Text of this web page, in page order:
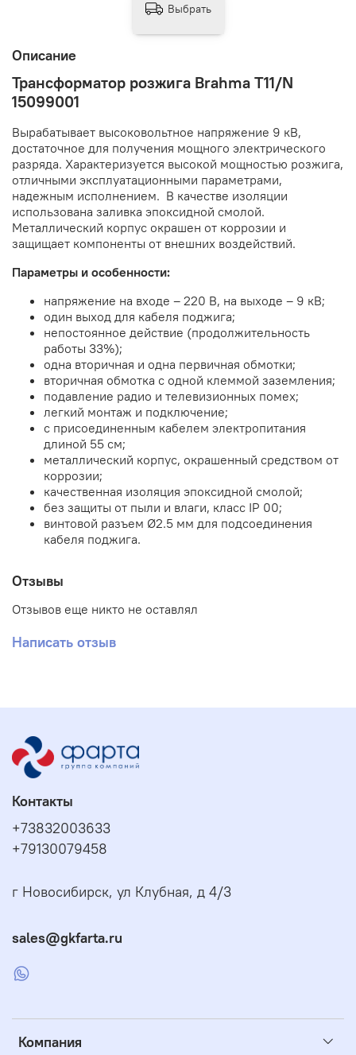
Описание
Трансформатор розжига Brahma T11/N
15099001
Вырабатывает высоковольтное напряжение 9 кВ,
достаточное для получения мощного электрического
разряда. Характеризуется высокой мощностью розжига,
отличными эксплуатационными параметрами,
надежным исполнением. В качестве изоляции
использована заливка эпоксидной смолой.
Металлический корпус окрашен от коррозии и
защищает компоненты от внешних воздействий.
Параметры и особенности:
напряжение на входе – 220 В, на выходе – 9 кВ;
один выход для кабеля поджига;
непостоянное действие (продолжительность
работы 33%);
одна вторичная и одна первичная обмотки;
вторичная обмотка с одной клеммой заземления;
подавление радио и телевизионных помех;
легкий монтаж и подключение;
с присоединенным кабелем электропитания
длиной 55 см;
металлический корпус, окрашенный средством от
коррозии;
качественная изоляция эпоксидной смолой;
без защиты от пыли и влаги, класс IP 00;
винтовой разъем Ø2.5 мм для подсоединения
кабеля поджига.
Отзывы
Отзывов еще никто не оставлял
Написать отзыв
Выбрать
Компания
Контакты
+73832003633
+79130079458
г Новосибирск, ул Клубная, д 4/3
sales@gkfarta.ru